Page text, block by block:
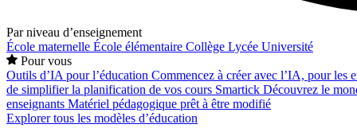
Par niveau d’enseignement
École maternelle École élémentaire Collège Lycée Université
Pour vous
Outils d’IA pour l’éducation Commencez à créer avec l’IA, pour les
de simplifier la planification de vos cours Smartick Découvrez le
enseignants Matériel pédagogique prêt à être modifié
Explorer tous les modèles d’éducation